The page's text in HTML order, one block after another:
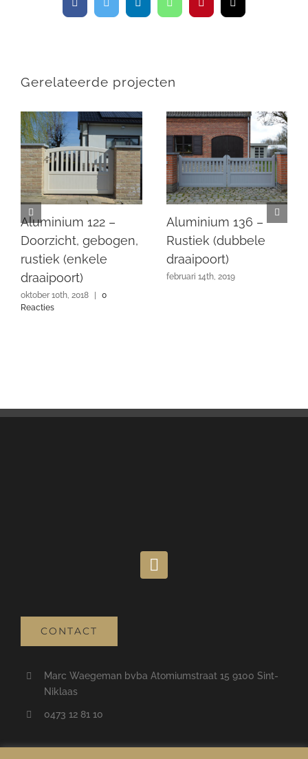
FacebookTwitterLinkedInWhatsAppPinterestE-
mail
Gerelateerde projecten
Aluminium 122 –
Doorzicht, gebogen,
rustiek (enkele
draaipoort)
oktober 10th, 2018 |
0
Reacties
Aluminium 136 –
Rustiek (dubbele
draaipoort)
februari 14th, 2019
CONTACT
Marc Waegeman bvba Atomiumstraat 15 9100 Sint-
Niklaas
0473 12 81 10